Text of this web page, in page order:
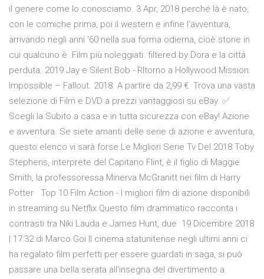
il genere come lo conosciamo. 3 Apr, 2018 perché là è nato,
con le comiche prima, poi il western e infine l'avventura,
arrivando negli anni '60 nella sua forma odierna, cioè storie in
cui qualcuno è Film più noleggiati. filtered by Dora e la città
perduta. 2019 Jay e Silent Bob - RItorno a Hollywood Mission:
Impossible – Fallout. 2018. A partire da 2,99 € Trova una vasta
selezione di Film e DVD a prezzi vantaggiosi su eBay. ✅
Scegli la Subito a casa e in tutta sicurezza con eBay! Azione
e avventura. Se siete amanti delle serie di azione e avventura,
questo elenco vi sarà forse Le Migliori Serie Tv Del 2018 Toby
Stephens, interprete del Capitano Flint, è il figlio di Maggie
Smith, la professoressa Minerva McGranitt nei film di Harry
Potter Top 10 Film Action - I migliori film di azione disponibili
in streaming su Netflix Questo film drammatico racconta i
contrasti tra Niki Lauda e James Hunt, due 19 Dicembre 2018
| 17:32 di Marco Goi Il cinema statunitense negli ultimi anni ci
ha regalato film perfetti per essere guardati in saga, si può
passare una bella serata all'insegna del divertimento a